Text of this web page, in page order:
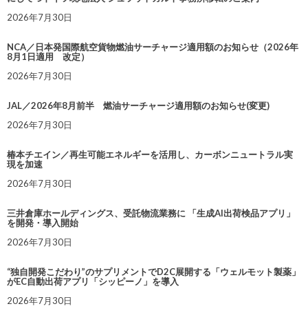
2026年7月30日
NCA／日本発国際航空貨物燃油サーチャージ適用額のお知らせ（2026年
8月1日適用 改定）
2026年7月30日
JAL／2026年8月前半 燃油サーチャージ適用額のお知らせ(変更)
2026年7月30日
椿本チエイン／再生可能エネルギーを活用し、カーボンニュートラル実
現を加速
2026年7月30日
三井倉庫ホールディングス、受託物流業務に 「生成AI出荷検品アプリ」
を開発・導入開始
2026年7月30日
“独自開発こだわり”のサプリメントでD2C展開する「ウェルモット製薬」
がEC自動出荷アプリ「シッピーノ」を導入
2026年7月30日